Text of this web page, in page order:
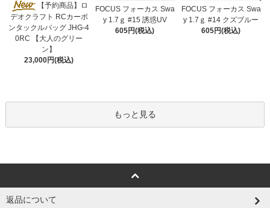
【予約商品】ロ
デオクラフト RCカーボ
ンタックルバッグ JHG-4
0RC 【大人のグリー
ン】
23,000円(税込)
FOCUS フォーカス Swa
y 1.7ｇ #15 誘惑UV
605円(税込)
FOCUS フォーカス Swa
y 1.7ｇ #14 クズブルー
605円(税込)
もっと見る
返品について